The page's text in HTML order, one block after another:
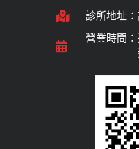
診所地址
營業時間
週六